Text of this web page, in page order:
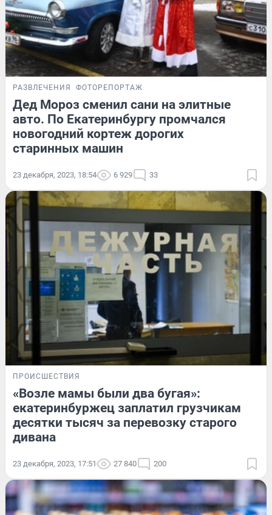
РАЗВЛЕЧЕНИЯ ФОТОРЕПОРТАЖ
Дед Мороз сменил сани на элитные
авто. По Екатеринбургу промчался
новогодний кортеж дорогих
старинных машин
23 декабря, 2023, 18:54 6 929 33
ПРОИСШЕСТВИЯ
«Возле мамы были два бугая»:
екатеринбуржец заплатил грузчикам
десятки тысяч за перевозку старого
дивана
23 декабря, 2023, 17:51 27 840 200